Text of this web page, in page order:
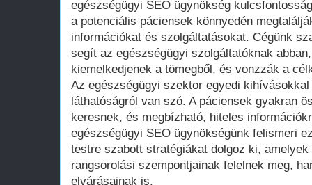
egészségügyi SEO ügynökség
a potenciális páciensek könnyedén
információkat és szolgáltatásokat. Cégünk
segít az egészségügyi szolgáltatóknak
kiemelkedjenek a tömegből, és vonzzák a
Az egészségügyi szektor egyedi
láthatóságról van szó. A páciensek gyakran
keresnek, és megbízható, hiteles
egészségügyi SEO ügynökségünk felismeri
testre szabott stratégiákat dolgoz ki,
rangsorolási szempontjainak felelnek meg,
elvárásainak is.